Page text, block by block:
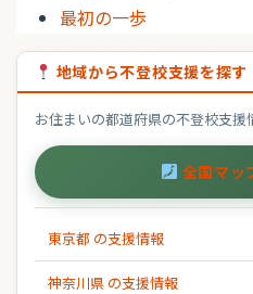
最初の一歩
地域から不登校支援を探す
お住まいの都道府県の不登校支援
全国マッ
東京都 の支援情報
神奈川県 の支援情報